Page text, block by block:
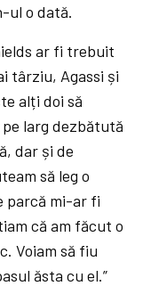
ul o dată.
ar fi trebuit
târziu, Agassi și
alți doi să
larg dezbătută
dar și de
să leg o
parcă mi-ar fi
că am făcut o
Voiam să fiu
ăsta cu el.”